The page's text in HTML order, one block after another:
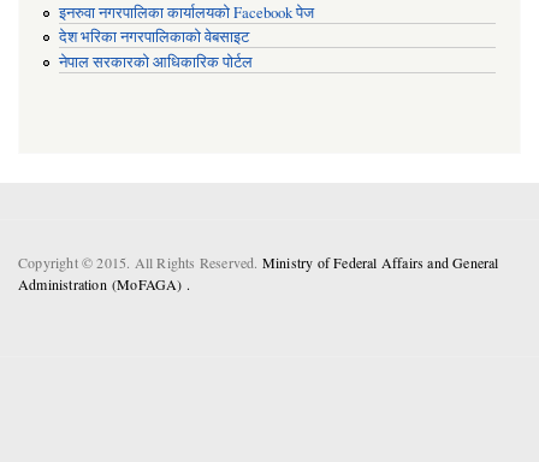
इनरुवा नगरपालिका कार्यालयको Facebook पेज
देश भरिका नगरपालिकाको वेबसाइट
नेपाल सरकारको आधिकारिक पोर्टल
Copyright © 2015. All Rights Reserved. Ministry of Federal Affairs and General
Administration (MoFAGA) .